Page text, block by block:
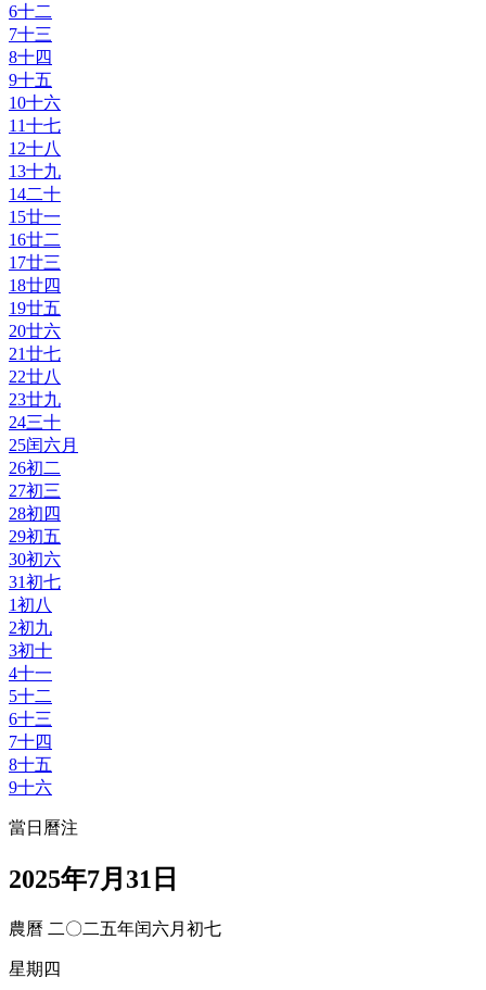
6十二
7十三
8十四
9十五
10十六
11十七
12十八
13十九
14二十
15廿一
16廿二
17廿三
18廿四
19廿五
20廿六
21廿七
22廿八
23廿九
24三十
25闰六月
26初二
27初三
28初四
29初五
30初六
31初七
1初八
2初九
3初十
4十一
5十二
6十三
7十四
8十五
9十六
當日曆注
2025年7月31日
農曆 二〇二五年闰六月初七
星期四